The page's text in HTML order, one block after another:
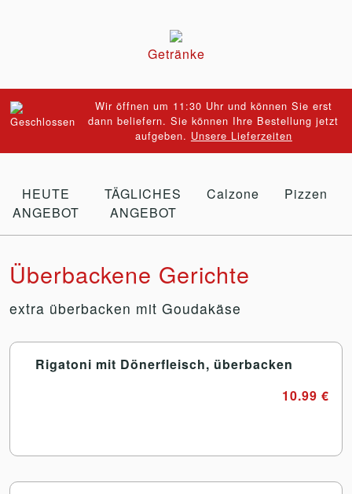
Getränke
Wir öffnen um 11:30 Uhr und können Sie erst
dann beliefern. Sie können Ihre Bestellung jetzt
aufgeben. Unsere Lieferzeiten
HEUTE
ANGEBOT
TÄGLICHES
ANGEBOT
Calzone Pizzen
Überbackene Gerichte
extra überbacken mit Goudakäse
Rigatoni mit Dönerfleisch, überbacken
10.99 €